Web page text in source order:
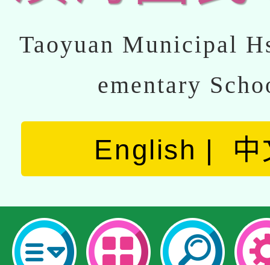
Taoyuan Municipal
ementary
English 中